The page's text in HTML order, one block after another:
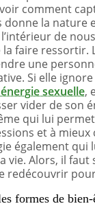
comment
donne la nature
de
faire ressortir.
une
Si elle ignore
sexuelle,
vider de son
qui lui
et à mieux
également
vie. Alors, il
redécouvrir
formes de bien-